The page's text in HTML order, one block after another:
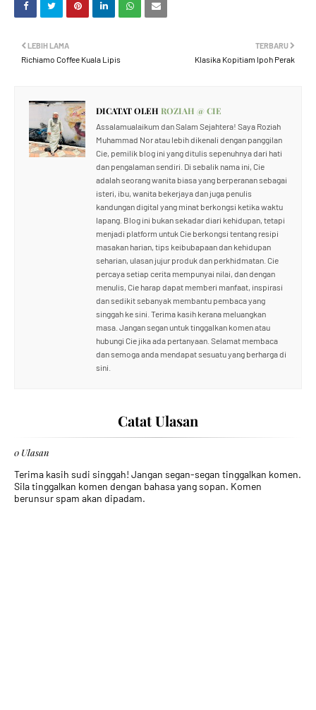
TERBARU
Klasika Kopitiam Ipoh Perak
LEBIH LAMA
Richiamo Coffee Kuala Lipis
DICATAT OLEH ROZIAH @ CIE
Assalamualaikum dan Salam Sejahtera! Saya Roziah
Muhammad Nor atau lebih dikenali dengan panggilan
Cie, pemilik blog ini yang ditulis sepenuhnya dari hati
dan pengalaman sendiri. Di sebalik nama ini, Cie
adalah seorang wanita biasa yang berperanan sebagai
isteri, ibu, wanita bekerjaya dan juga penulis
kandungan digital yang minat berkongsi ketika waktu
lapang. Blog ini bukan sekadar diari kehidupan, tetapi
menjadi platform untuk Cie berkongsi tentang resipi
masakan harian, tips keibubapaan dan kehidupan
seharian, ulasan jujur produk dan perkhidmatan. Cie
percaya setiap cerita mempunyai nilai, dan dengan
menulis, Cie harap dapat memberi manfaat, inspirasi
dan sedikit sebanyak membantu pembaca yang
singgah ke sini. Terima kasih kerana meluangkan
masa. Jangan segan untuk tinggalkan komen atau
hubungi Cie jika ada pertanyaan. Selamat membaca
dan semoga anda mendapat sesuatu yang berharga di
sini.
Catat Ulasan
0 Ulasan
Terima kasih sudi singgah! Jangan segan-segan tinggalkan komen.
Sila tinggalkan komen dengan bahasa yang sopan. Komen
berunsur spam akan dipadam.